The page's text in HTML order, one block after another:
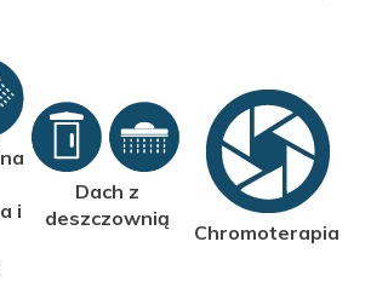
i
Dach z
deszczownią
Chromoterapia